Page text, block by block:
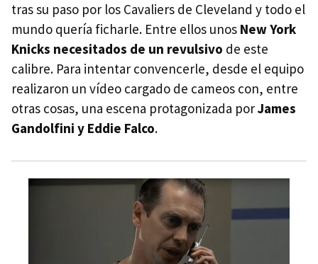
tras su paso por los Cavaliers de Cleveland y todo el
mundo quería ficharle. Entre ellos unos New York
Knicks necesitados de un revulsivo de este
calibre. Para intentar convencerle, desde el equipo
realizaron un vídeo cargado de cameos con, entre
otras cosas, una escena protagonizada porJames
Gandolfini y Eddie Falco.